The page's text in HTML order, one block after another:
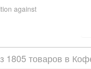
against